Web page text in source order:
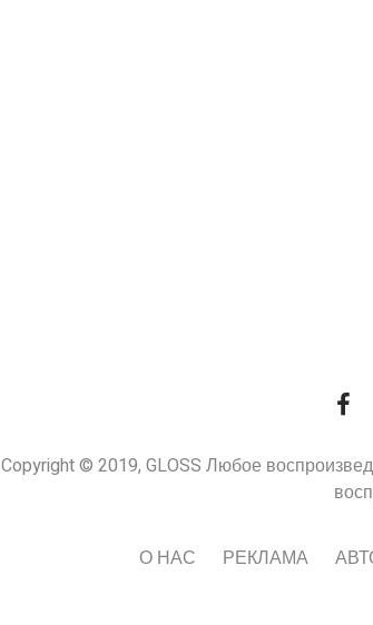
Copyright © 2019, GLOSS Любое
О НАС РЕКЛАМА